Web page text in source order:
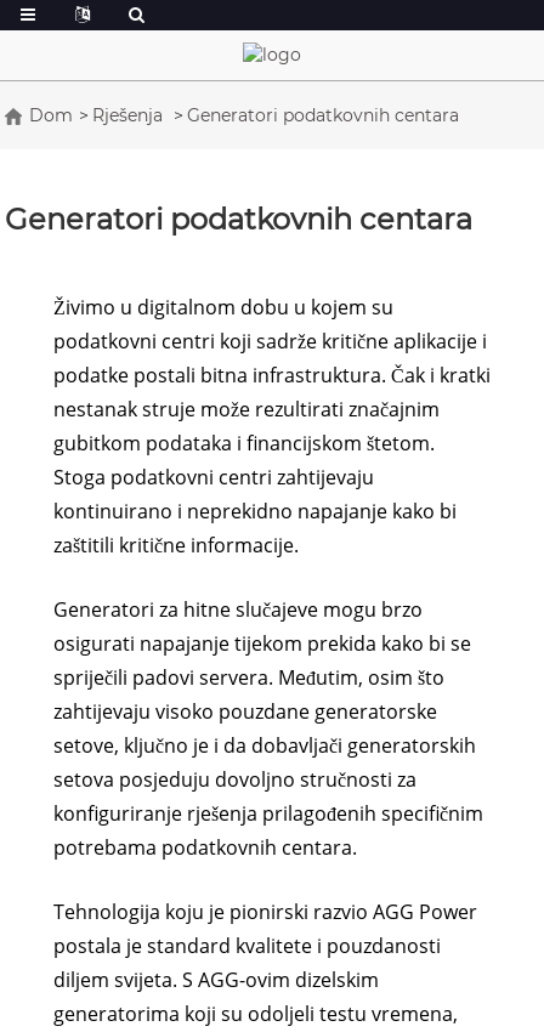
Dom Rješenja Generatori podatkovnih centara
Generatori podatkovnih centara
Živimo u digitalnom dobu u kojem su
podatkovni centri koji sadrže kritične aplikacije i
podatke postali bitna infrastruktura. Čak i kratki
nestanak struje može rezultirati značajnim
gubitkom podataka i financijskom štetom.
Stoga podatkovni centri zahtijevaju
kontinuirano i neprekidno napajanje kako bi
zaštitili kritične informacije.
Generatori za hitne slučajeve mogu brzo
osigurati napajanje tijekom prekida kako bi se
spriječili padovi servera. Međutim, osim što
zahtijevaju visoko pouzdane generatorske
setove, ključno je i da dobavljači generatorskih
setova posjeduju dovoljno stručnosti za
konfiguriranje rješenja prilagođenih specifičnim
potrebama podatkovnih centara.
Tehnologija koju je pionirski razvio AGG Power
postala je standard kvalitete i pouzdanosti
diljem svijeta. S AGG-ovim dizelskim
generatorima koji su odoljeli testu vremena,